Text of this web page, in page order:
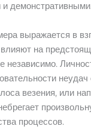
выражается в
на
независимо.
неудач
везения, или
процессов.